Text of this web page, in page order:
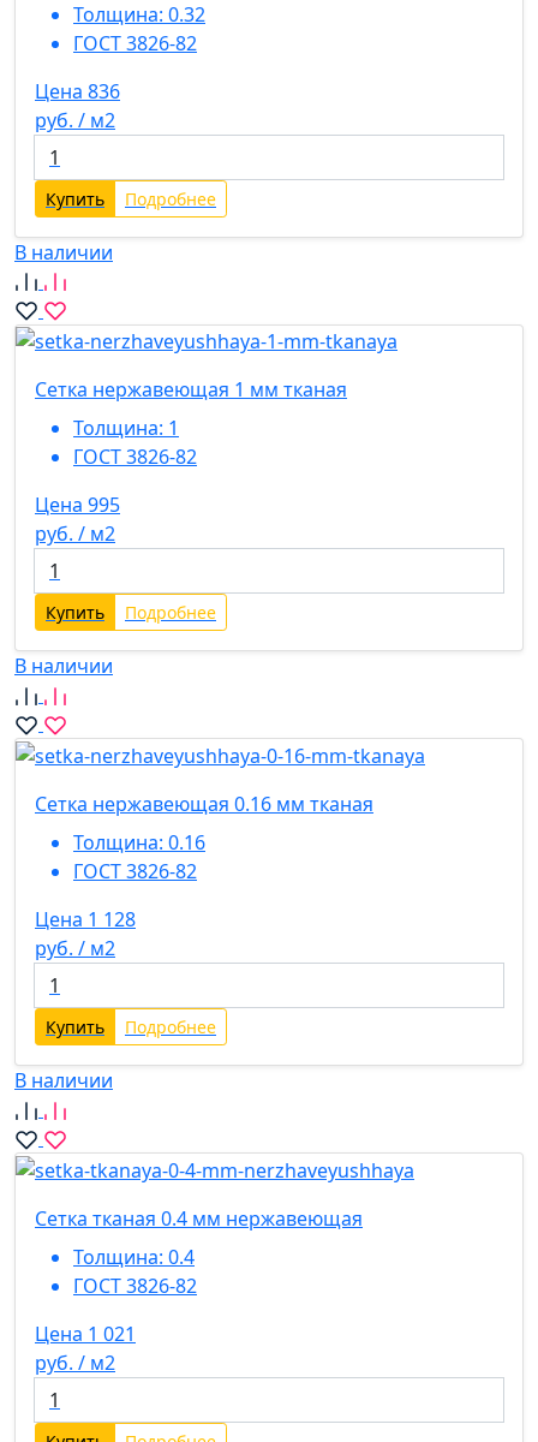
Толщина: 0.32
ГОСТ 3826-82
Цена 836
руб. / м2
Купить Подробнее
В наличии
Сетка нержавеющая 1 мм тканая
Толщина: 1
ГОСТ 3826-82
Цена 995
руб. / м2
Купить Подробнее
В наличии
Сетка нержавеющая 0.16 мм тканая
Толщина: 0.16
ГОСТ 3826-82
Цена 1 128
руб. / м2
Купить Подробнее
В наличии
Сетка тканая 0.4 мм нержавеющая
Толщина: 0.4
ГОСТ 3826-82
Цена 1 021
руб. / м2